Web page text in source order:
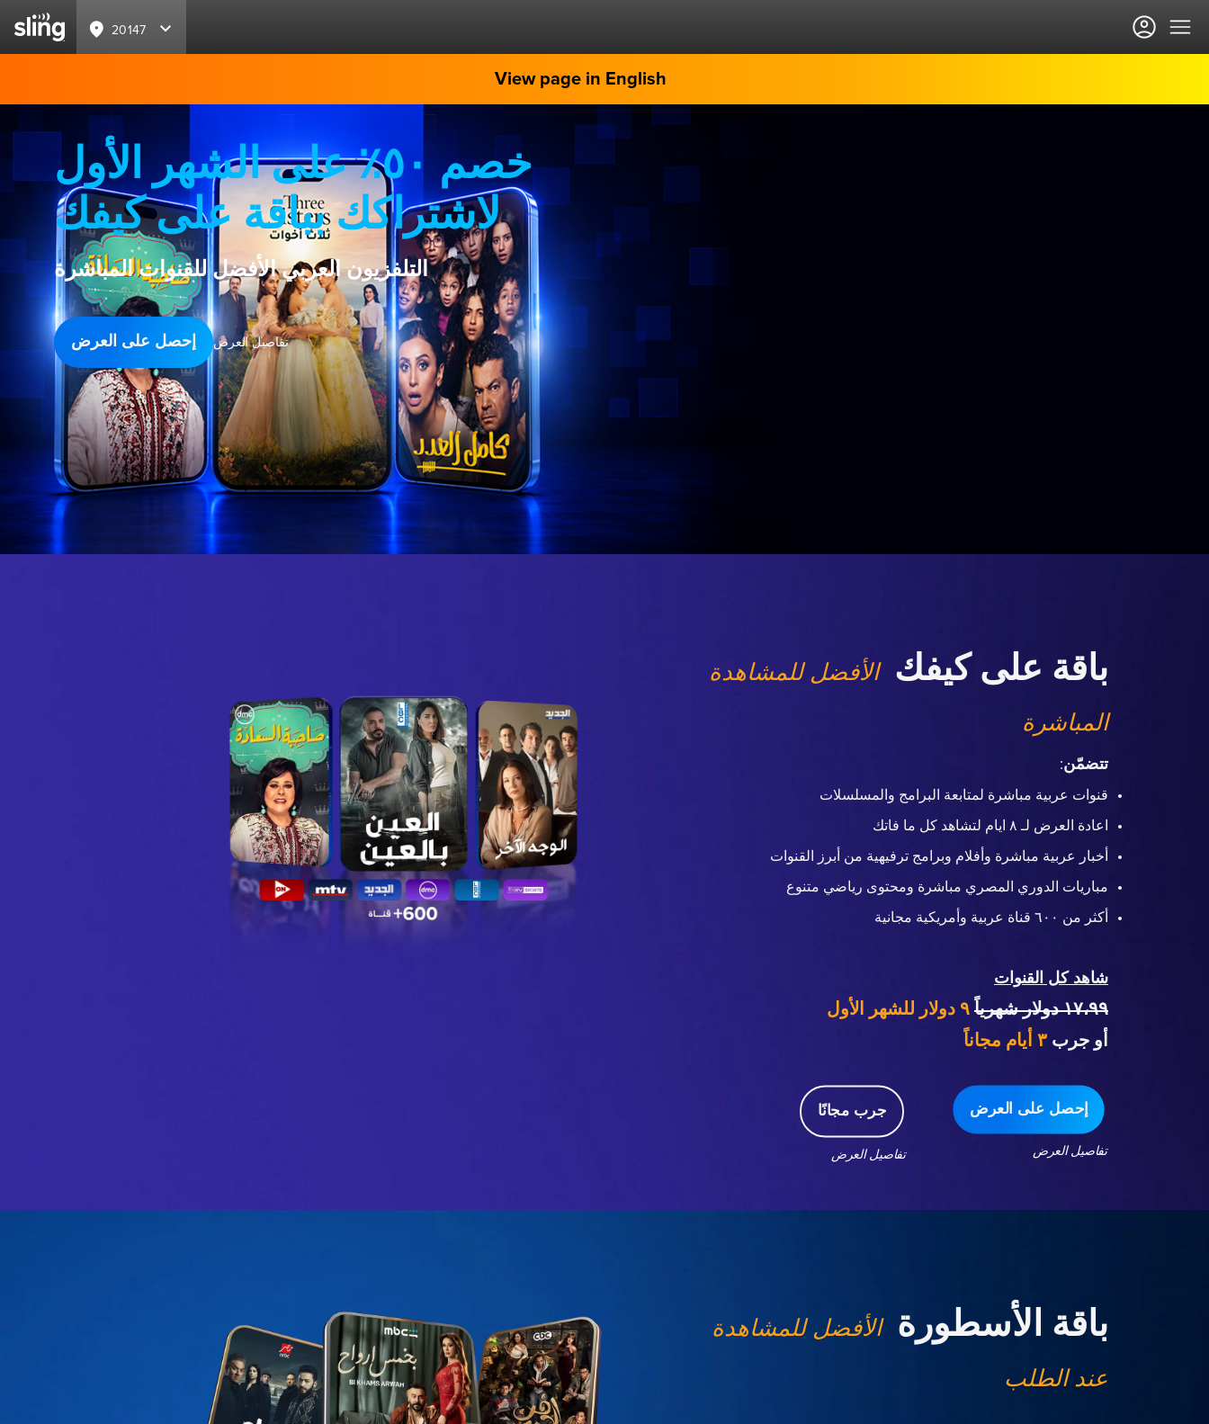
20147
View page in English
خصم ٥٠٪ على الشهر الأول
لاشتراكك بباقة على كيفك
التلفزيون العربي الأفضل للقنوات المباشرة
إحصل على العرض تفاصيل العرض
باقة على كيفك الأفضل للمشاهدة
المباشرة
تتضمّن:
قنوات عربية مباشرة لمتابعة البرامج والمسلسلات
اعادة العرض لـ ٨ ايام لتشاهد كل ما فاتك
أخبار عربية مباشرة وأفلام وبرامج ترفيهية من أبرز القنوات
مباريات الدوري المصري مباشرة ومحتوى رياضي متنوع
أكثر من ٦٠٠ قناة عربية وأمريكية مجانية
شاهد كل القنوات
١٧،٩٩ دولار شهرياً
أو جرب ٣ أيام مجاناً
جرب مجانًا
تفاصيل العرض
إحصل على العرض
تفاصيل العرض
باقة الأسطورة الأفضل للمشاهدة
عند الطلب